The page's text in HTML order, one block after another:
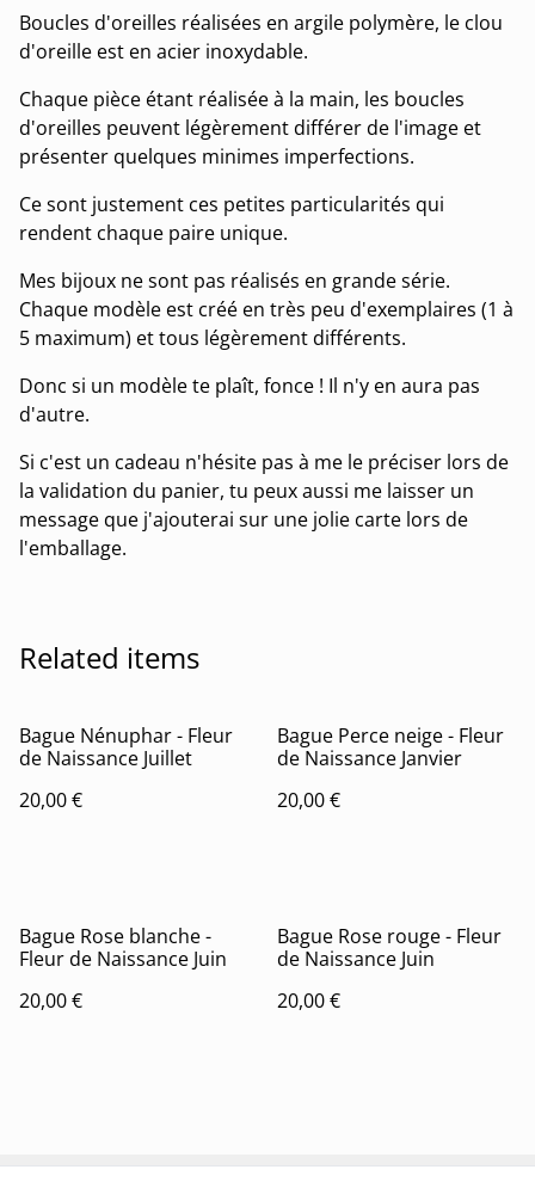
Boucles d'oreilles réalisées en argile polymère, le clou
d'oreille est en acier inoxydable.
Chaque pièce étant réalisée à la main, les boucles
d'oreilles peuvent légèrement différer de l'image et
présenter quelques minimes imperfections.
Ce sont justement ces petites particularités qui
rendent chaque paire unique.
Mes bijoux ne sont pas réalisés en grande série.
Chaque modèle est créé en très peu d'exemplaires (1 à
5 maximum) et tous légèrement différents.
Donc si un modèle te plaît, fonce ! Il n'y en aura pas
d'autre.
Si c'est un cadeau n'hésite pas à me le préciser lors de
la validation du panier, tu peux aussi me laisser un
message que j'ajouterai sur une jolie carte lors de
l'emballage.
Related items
Bague Nénuphar - Fleur
de Naissance Juillet
20,00 €
Bague Perce neige - Fleur
de Naissance Janvier
20,00 €
Bague Rose blanche -
Fleur de Naissance Juin
20,00 €
Bague Rose rouge - Fleur
de Naissance Juin
20,00 €